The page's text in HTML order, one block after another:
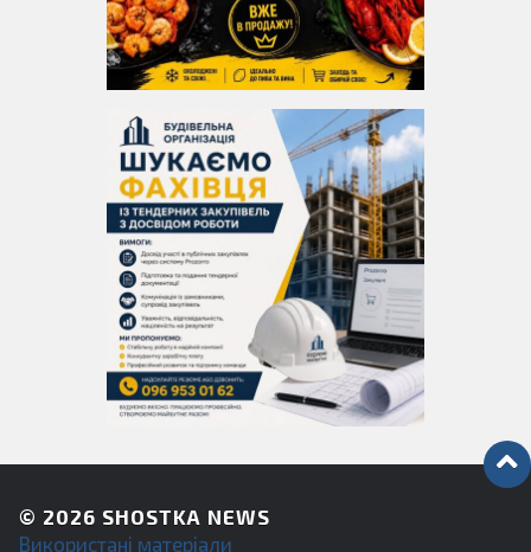
© 2026 SHOSTKA NEWS
Використані матеріали